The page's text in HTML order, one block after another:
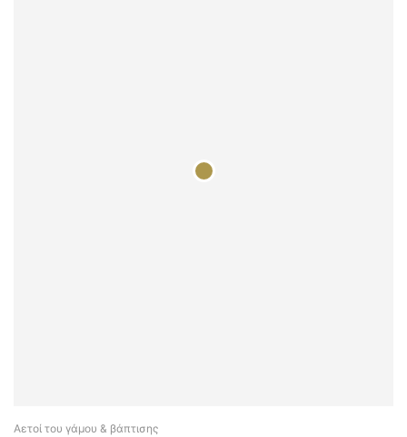
Αετοί του γάμου & βάπτισης